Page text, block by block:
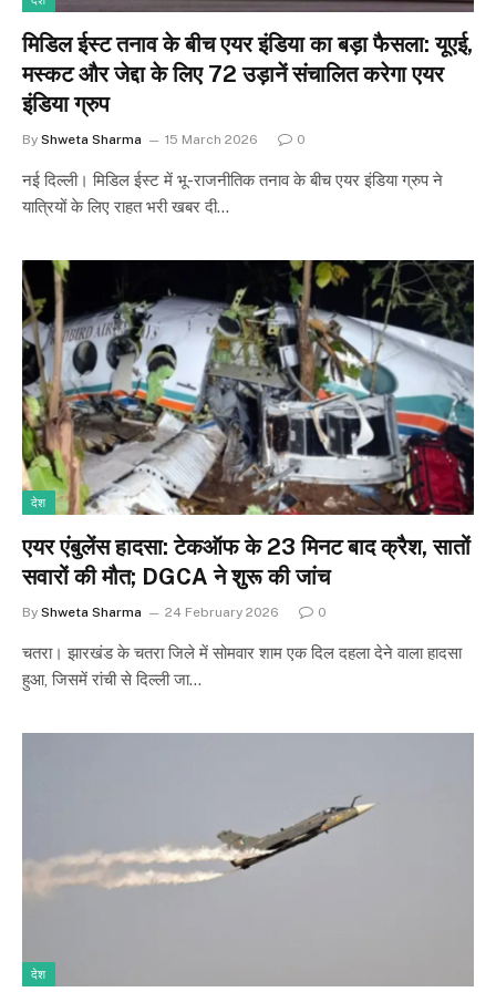
मिडिल ईस्ट तनाव के बीच एयर इंडिया का बड़ा फैसला: यूएई,
मस्कट और जेद्दा के लिए 72 उड़ानें संचालित करेगा एयर
इंडिया ग्रुप
By Shweta Sharma 15 March 2026 0
नई दिल्ली। मिडिल ईस्ट में भू-राजनीतिक तनाव के बीच एयर इंडिया ग्रुप ने
यात्रियों के लिए राहत भरी खबर दी…
देश
एयर एंबुलेंस हादसा: टेकऑफ के 23 मिनट बाद क्रैश, सातों
सवारों की मौत; DGCA ने शुरू की जांच
By Shweta Sharma 24 February 2026 0
चतरा। झारखंड के चतरा जिले में सोमवार शाम एक दिल दहला देने वाला हादसा
हुआ, जिसमें रांची से दिल्ली जा…
देश